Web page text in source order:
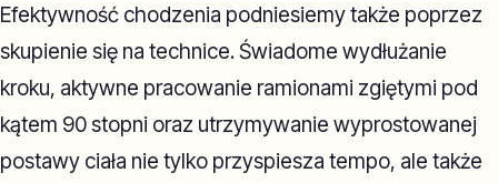
Efektywność chodzenia podniesiemy także poprzez
skupienie się na technice. Świadome wydłużanie
kroku, aktywne pracowanie ramionami zgiętymi pod
kątem 90 stopni oraz utrzymywanie wyprostowanej
postawy ciała nie tylko przyspiesza tempo, ale także